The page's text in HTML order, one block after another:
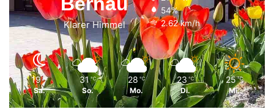
Klarer Himmel
54%
2.62 km/h
19 ℃
Sa.
31 ℃
So.
28 ℃
Mo.
23 ℃
Di.
25 ℃
Mi.